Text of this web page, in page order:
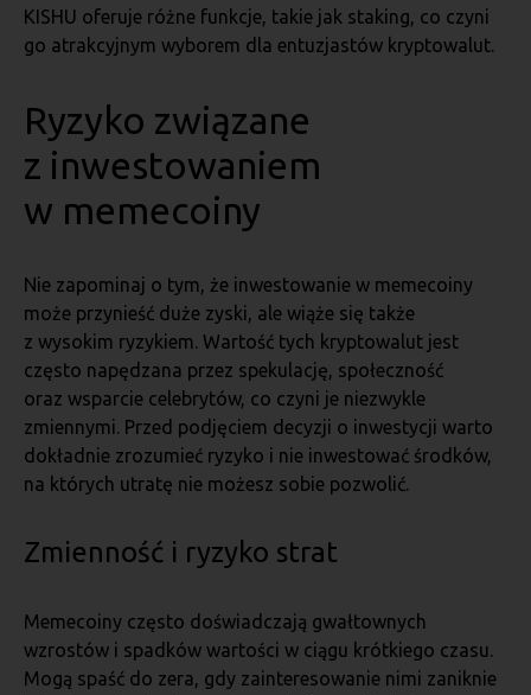
KISHU oferuje różne funkcje, takie jak staking, co czyni
go atrakcyjnym wyborem dla entuzjastów kryptowalut.
Ryzyko związane
z inwestowaniem
w memecoiny
Nie zapominaj o tym, że inwestowanie w memecoiny
może przynieść duże zyski, ale wiąże się także
z wysokim ryzykiem. Wartość tych kryptowalut jest
często napędzana przez spekulację, społeczność
oraz wsparcie celebrytów, co czyni je niezwykle
zmiennymi. Przed podjęciem decyzji o inwestycji warto
dokładnie zrozumieć ryzyko i nie inwestować środków,
na których utratę nie możesz sobie pozwolić.
Zmienność i ryzyko strat
Memecoiny często doświadczają gwałtownych
wzrostów i spadków wartości w ciągu krótkiego czasu.
Mogą spaść do zera, gdy zainteresowanie nimi zaniknie